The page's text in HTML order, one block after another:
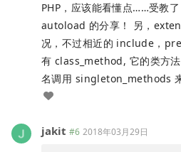
PHP，应该能看懂点……受教
autoload 的分享！ 另，
况，不过相近的 include，
有 class_method, 它的类方
名调用 singleton_methods 来
jakit #6 2018年03月29日